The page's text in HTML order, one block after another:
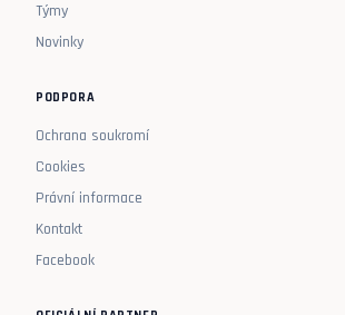
Týmy
Novinky
PODPORA
Ochrana soukromí
Cookies
Právní informace
Kontakt
Facebook